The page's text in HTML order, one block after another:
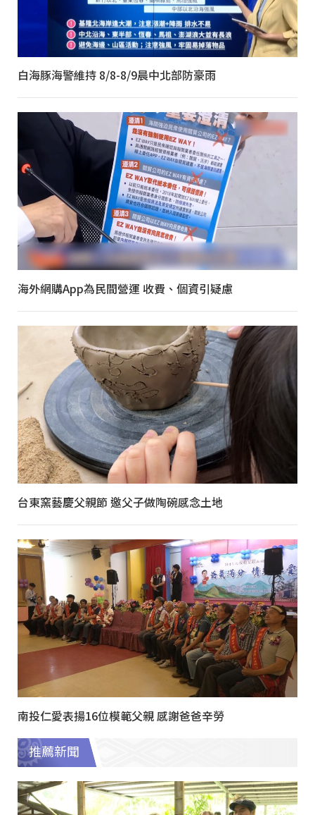
白海豚海警維持 8/8-8/9晨中北部防豪雨
海外網購App為民間營運 收費、個資引疑慮
台東窯藝慶父親節 邀父子做陶碗感念土地
南投仁愛表揚16位模範父親 感謝爸爸辛勞
推薦新聞